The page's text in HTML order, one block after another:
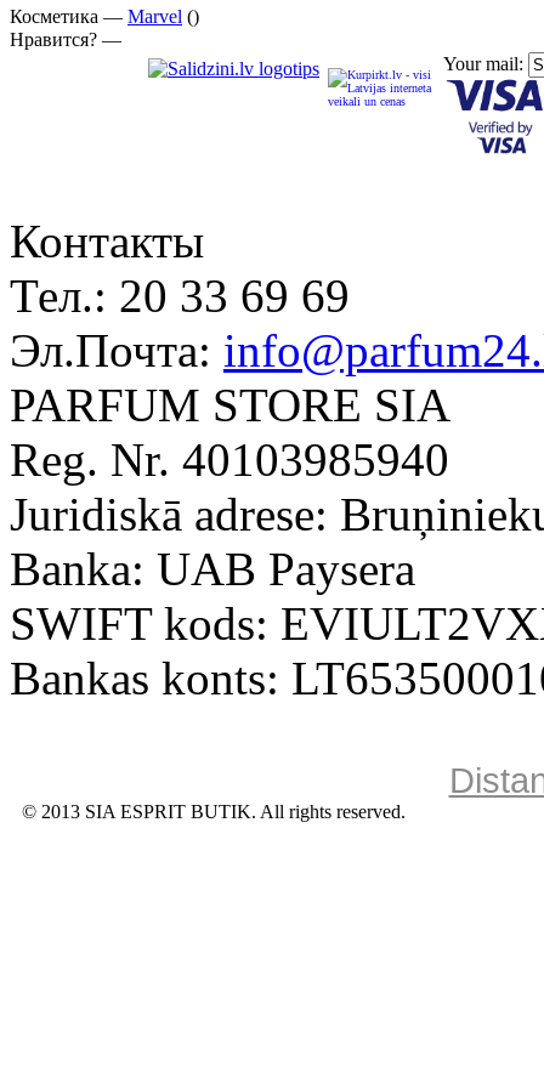
Косметика — Marvel ()
Нравится? —
Your mail:
Контакты
Тел.: 20 33 69 69
Эл.Почта:
PARFUM STORE SIA
Reg. Nr. 40103985940
Juridiskā adrese:
Banka: UAB Paysera
SWIFT kods:
Bankas konts:
© 2013 SIA ESPRIT BUTIK. All rights reserved.